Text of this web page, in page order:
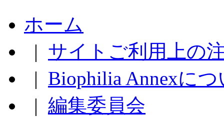
ホーム
| サイトご利用上の
| Biophilia Annexに
| 編集委員会